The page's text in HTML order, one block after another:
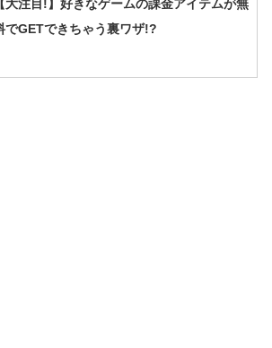
【大注目!】好きなゲームの課金アイテムが無
でGETできちゃう裏ワザ!?